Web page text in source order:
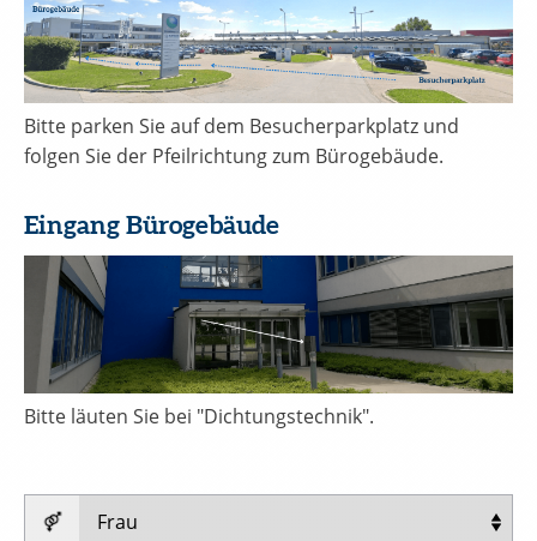
Bitte parken Sie auf dem Besucherparkplatz und
folgen Sie der Pfeilrichtung zum Bürogebäude.
Eingang Bürogebäude
Bitte läuten Sie bei "Dichtungstechnik".